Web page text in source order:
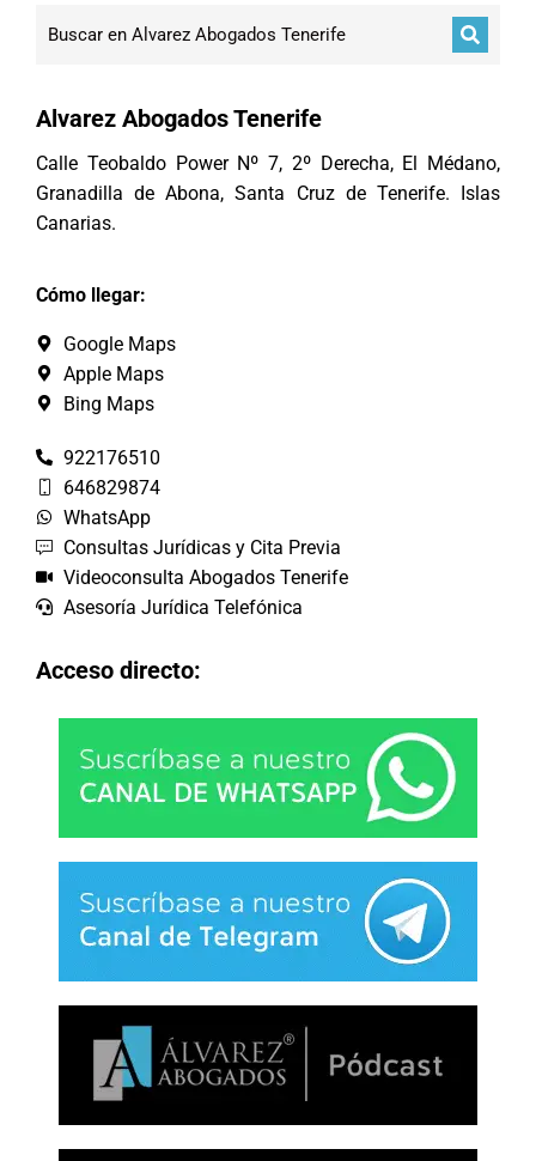
Alvarez Abogados Tenerife
Calle Teobaldo Power Nº 7, 2º Derecha, El Médano,
Granadilla de Abona, Santa Cruz de Tenerife. Islas
Canarias.
Cómo llegar:
Google Maps
Apple Maps
Bing Maps
922176510
646829874
WhatsApp
Consultas Jurídicas y Cita Previa
Videoconsulta Abogados Tenerife
Asesoría Jurídica Telefónica
Acceso directo: